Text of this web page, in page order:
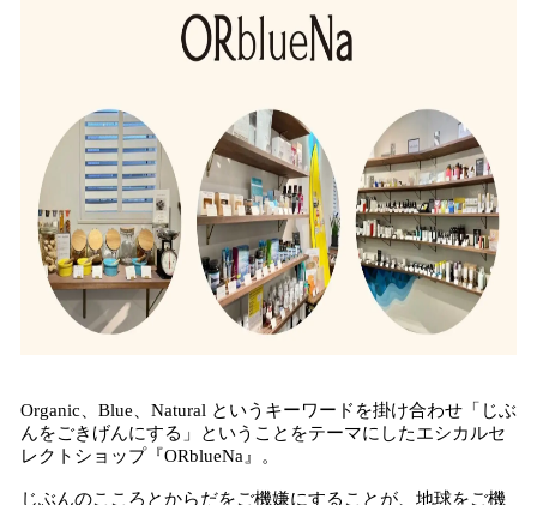
Organic、Blue、Natural というキーワードを掛け合わせ「じぶ
んをごきげんにする」ということをテーマにしたエシカルセ
レクトショップ『ORblueNa』。
じぶんのこころとからだをご機嫌にすることが、地球をご機